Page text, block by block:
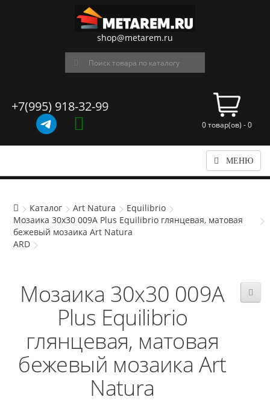
shop@metarem.ru
+7(995) 918-32-99
0 товар(ов) - 0
МЕНЮ
Каталог Art Natura
Equilibrio
Мозаика 30x30 009A Plus Equilibrio глянцевая, матовая
бежевый мозаика Art Natura
ARD
Мозаика 30x30 009A
Plus Equilibrio
глянцевая, матовая
бежевый мозаика Art
Natura